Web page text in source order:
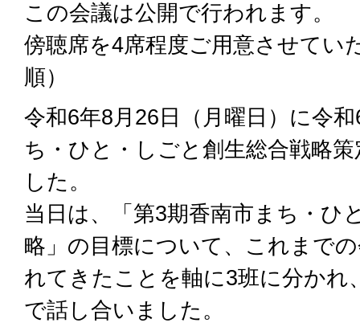
この会議は公開で行われます。
傍聴席を4席程度ご用意させてい
順）
令和6年8月26日（月曜日）に令
ち・ひと・しごと創生総合戦略
した。
当日は、「第3期香南市まち・ひ
略」の目標について、これまで
れてきたことを軸に3班に分かれ
で話し合いました。